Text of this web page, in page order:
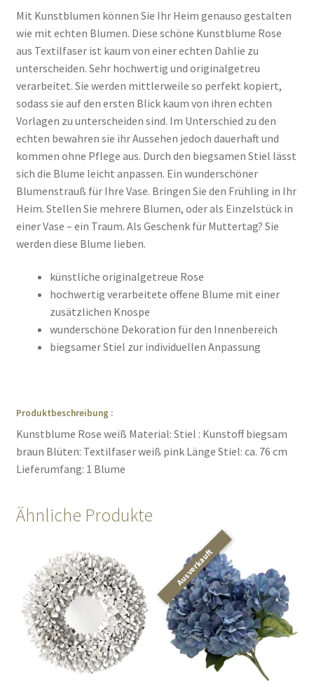
Mit Kunstblumen können Sie Ihr Heim genauso gestalten
wie mit echten Blumen. Diese schöne Kunstblume Rose
aus Textilfaser ist kaum von einer echten Dahlie zu
unterscheiden. Sehr hochwertig und originalgetreu
verarbeitet. Sie werden mittlerweile so perfekt kopiert,
sodass sie auf den ersten Blick kaum von ihren echten
Vorlagen zu unterscheiden sind. Im Unterschied zu den
echten bewahren sie ihr Aussehen jedoch dauerhaft und
kommen ohne Pflege aus. Durch den biegsamen Stiel lässt
sich die Blume leicht anpassen. Ein wunderschöner
Blumenstrauß für Ihre Vase. Bringen Sie den Frühling in Ihr
Heim. Stellen Sie mehrere Blumen, oder als Einzelstück in
einer Vase – ein Traum. Als Geschenk für Muttertag? Sie
werden diese Blume lieben.
künstliche originalgetreue Rose
hochwertig verarbeitete offene Blume mit einer
zusätzlichen Knospe
wunderschöne Dekoration für den Innenbereich
biegsamer Stiel zur individuellen Anpassung
Produktbeschreibung :
Kunstblume Rose weiß Material: Stiel : Kunstoff biegsam
braun Blüten: Textilfaser weiß pink Länge Stiel: ca. 76 cm
Lieferumfang: 1 Blume
Ähnliche Produkte